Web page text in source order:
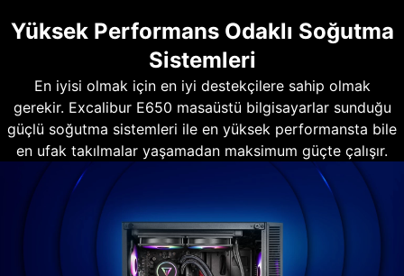
Yüksek Performans Odaklı Soğutma
Sistemleri
En iyisi olmak için en iyi destekçilere sahip olmak
gerekir. Excalibur E650 masaüstü bilgisayarlar sunduğu
güçlü soğutma sistemleri ile en yüksek performansta bile
en ufak takılmalar yaşamadan maksimum güçte çalışır.